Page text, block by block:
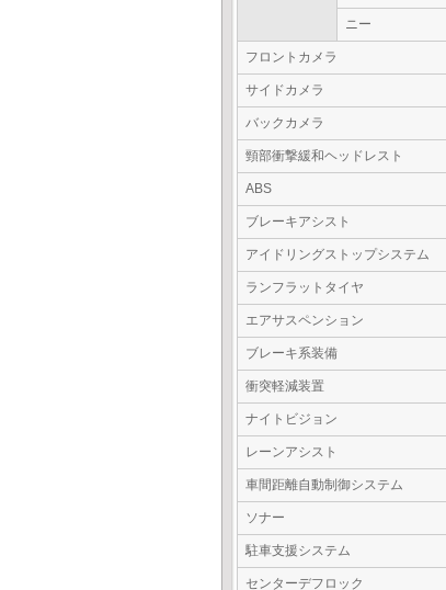
ニー
フロントカメラ
サイドカメラ
バックカメラ
頸部衝撃緩和ヘッドレスト
ABS
ブレーキアシスト
アイドリングストップシステム
ランフラットタイヤ
エアサスペンション
ブレーキ系装備
衝突軽減装置
ナイトビジョン
レーンアシスト
車間距離自動制御システム
ソナー
駐車支援システム
センターデフロック